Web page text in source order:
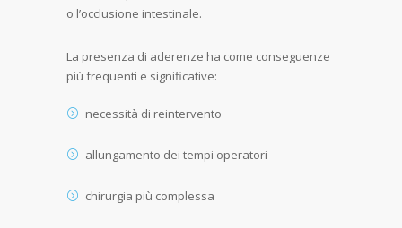
o l’occlusione intestinale.
La presenza di aderenze ha come conseguenze
più frequenti e significative:
necessità di reintervento
allungamento dei tempi operatori
chirurgia più complessa